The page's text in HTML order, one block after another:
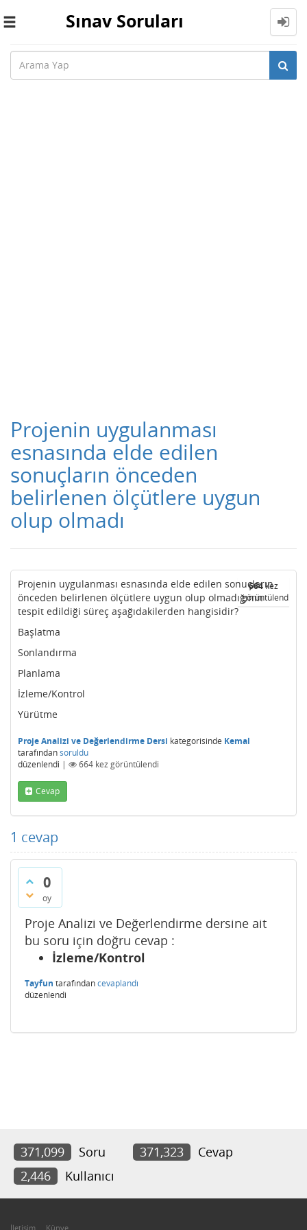
Toggle
Sınav Soruları
Projenin uygulanması
esnasında elde edilen
sonuçların önceden
belirlenen ölçütlere uygun
olup olmadı
664kez
görüntülendi
Projenin uygulanması esnasında elde edilen sonuçların
önceden belirlenen ölçütlere uygun olup olmadığının
tespit edildiği süreç aşağıdakilerden hangisidir?
Başlatma
Sonlandırma
Planlama
İzleme/Kontrol
Yürütme
Proje Analizi ve Değerlendirme Dersi kategorisinde Kemal
tarafındansoruldu
düzenlendi | 664 kez görüntülendi
Cevap
1 cevap
0
oy
Proje Analizi ve Değerlendirme dersine ait
bu soru için doğru cevap :
İzleme/Kontrol
Tayfun tarafındancevaplandı
düzenlendi
371,099 Soru 371,323
Cevap
2,446
Kullanıcı
İletişim Künye